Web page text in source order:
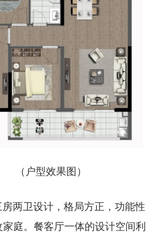
（户型效果图）
两卫设计，格局方正，功能性
庭。餐客厅一体的设计空间利